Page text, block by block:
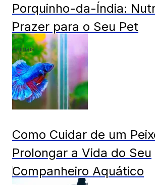
Porquinho-da-Índia:
Prazer para o Seu Pet
Animais
Como Cuidar de um
Prolongar a Vida do Seu
Companheiro Aquático